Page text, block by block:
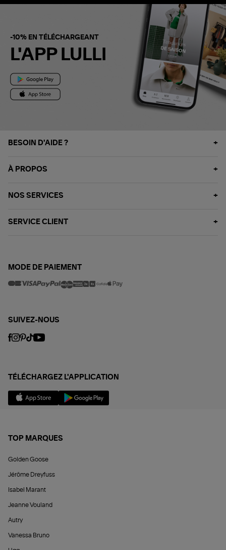
-10% EN TÉLÉCHARGEANT
L'APP LULLI
BESOIN D'AIDE ?
À PROPOS
NOS SERVICES
SERVICE CLIENT
MODE DE PAIEMENT
SUIVEZ-NOUS
TÉLÉCHARGEZ L'APPLICATION
TOP MARQUES
Golden Goose
Jérôme Dreyfuss
Isabel Marant
Jeanne Vouland
Autry
Vanessa Bruno